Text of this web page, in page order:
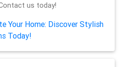
us today!
Your Home: Discover Stylish
Today!